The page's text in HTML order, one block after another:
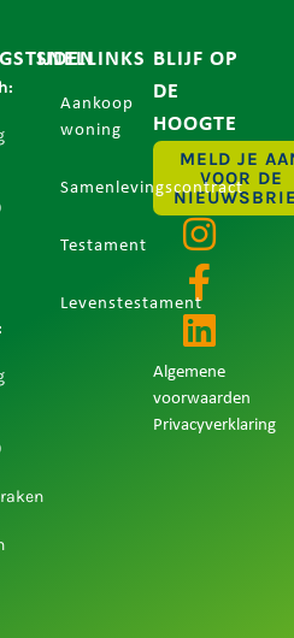
SNELLINKS
Aankoop
woning
Samenlevingscontract
Testament
Levenstestament
BLIJF OP
DE
HOOGTE
MELD JE
VOOR DE
Algemene
voorwaarden
Privacyverklaring